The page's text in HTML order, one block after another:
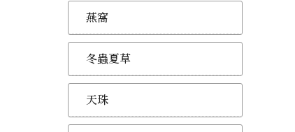
燕窩
冬蟲夏草
天珠